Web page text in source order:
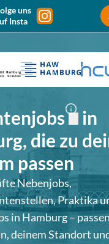
uns
Insta
in
, die zu
passen
Nebenjobs,
Praktika
in Hamburg–
deinem Standort